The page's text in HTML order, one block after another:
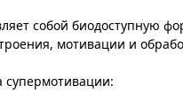
собой биодоступную
мотивации и
супермотивации: